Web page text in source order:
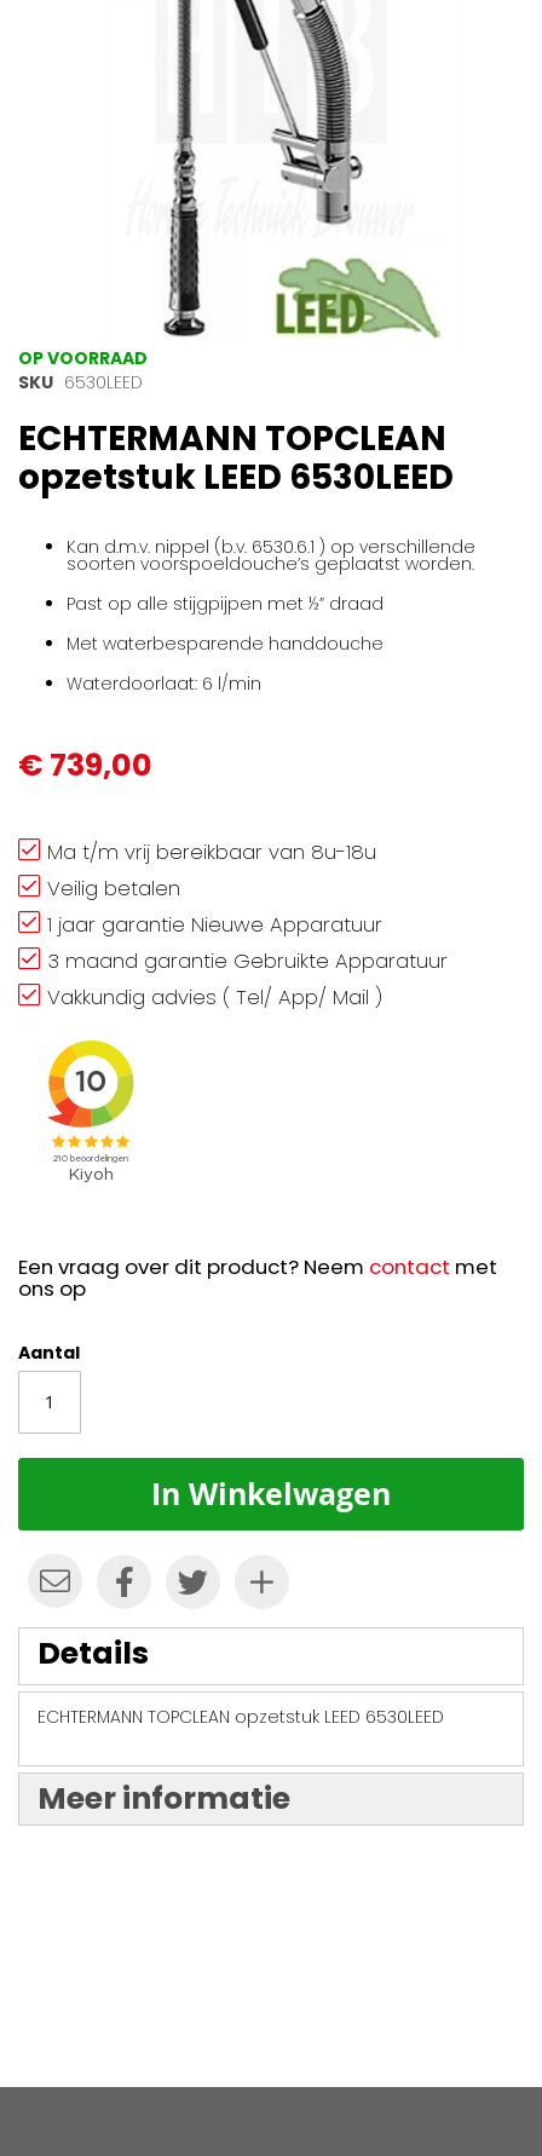
Ga
naar
begin
van
de
afbeeldingen-
OP VOORRAAD
SKU 6530LEED
ECHTERMANN TOPCLEAN
opzetstuk LEED 6530LEED
Kan d.m.v. nippel (b.v. 6530.6.1 ) op verschillende
soorten voorspoeldouche’s geplaatst worden.
Past op alle stijgpijpen met ½” draad
Met waterbesparende handdouche
Waterdoorlaat: 6 l/min
€ 739,00
Ma t/m vrij bereikbaar van 8u-18u
Veilig betalen
1 jaar garantie Nieuwe Apparatuur
3 maand garantie Gebruikte Apparatuur
Vakkundig advies ( Tel/ App/ Mail )
Een vraag over dit product? Neem contact met
ons op
Aantal
In Winkelwagen
Details
ECHTERMANN TOPCLEAN opzetstuk LEED 6530LEED
Meer informatie